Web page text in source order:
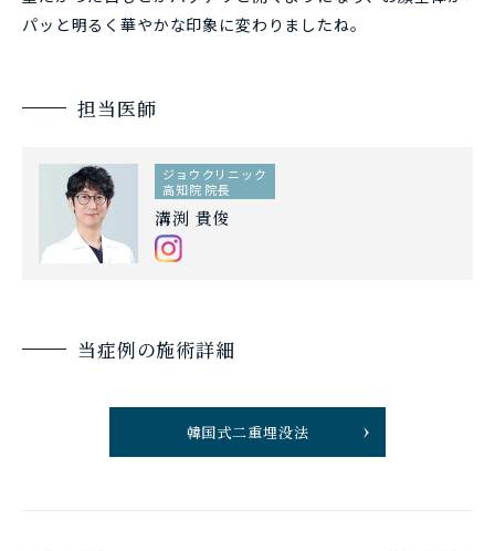
パッと明るく華やかな印象に変わりましたね。
担当医師
ジョウクリニック
高知院 院長
溝渕 貴俊
当症例の施術詳細
韓国式二重埋没法